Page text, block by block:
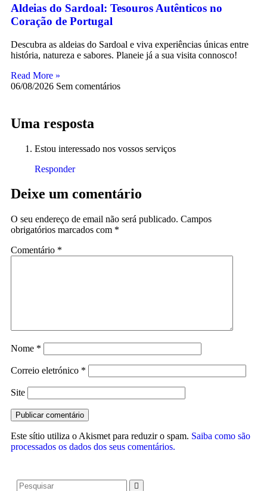
Aldeias do Sardoal: Tesouros Autênticos no
Coração de Portugal
Descubra as aldeias do Sardoal e viva experiências únicas entre
história, natureza e sabores. Planeie já a sua visita connosco!
Read More »
06/08/2026 Sem comentários
Uma resposta
Estou interessado nos vossos serviços
Responder
Deixe um comentário
O seu endereço de email não será publicado. Campos
obrigatórios marcados com *
Comentário *
Nome *
Correio eletrónico *
Site
Este sítio utiliza o Akismet para reduzir o spam. Saiba como são
processados os dados dos seus comentários.